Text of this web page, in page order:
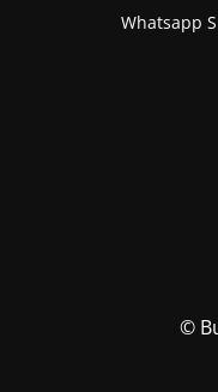
Whatsapp
©